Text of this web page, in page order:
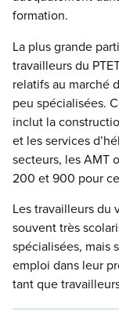
formation.
La plus grande
travailleurs du
relatifs au marché
peu spécialisées.
inclut la
et les services
secteurs, les AMT
200 et 900 pour
Les travailleurs du
souvent très
spécialisées, mais
emploi dans leur
tant que